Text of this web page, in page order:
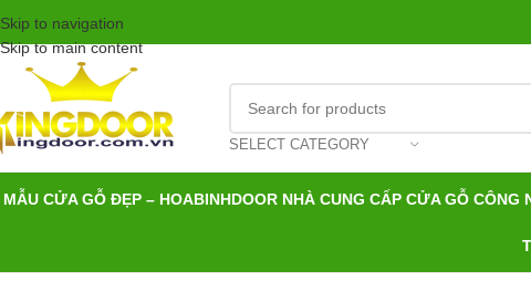
Skip to navigation
Skip to main content
SELECT CATEGORY
MẪU CỬA GỖ ĐẸP – HOABINHDOOR NHÀ CUNG CẤP CỬA GỖ CÔNG